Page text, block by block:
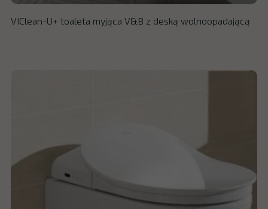
VIClean-U+ toaleta myjąca V&B z deską wolnoopadającą